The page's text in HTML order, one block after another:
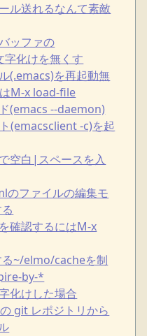
ル送れるなんて素敵
ッファの
化けを無くす
(.emacs)を再起動無
M-x load-file
(emacs --daemon)
(emacsclient -c)を起
空白|スペースを入
ファイルの編集モ
確認するにはM-x
~/elmo/cacheを制
by-*
化けした場合
git レポジトリから